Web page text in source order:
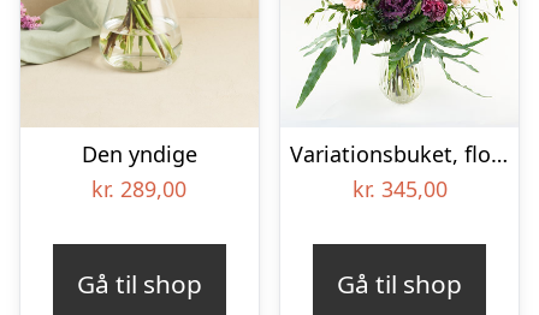
Den yndige
kr. 289,00
Gå til shop
Variationsbuket, floristens valg – Send blomster med Bloomit
kr. 345,00
Gå til shop